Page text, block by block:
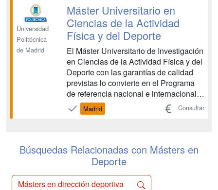
Deporte y Motricidad Humana. Facultad
de Formación de Profesorad...
Universidad
Politécnica
de Madrid
Máster Universitario en
Ciencias de la Actividad
Física y del Deporte
El Máster Universitario de Investigación
en Ciencias de la Actividad Física y del
Deporte con las garantías de calidad
previstas lo convierte en el Programa
de referencia nacional e internacional,
nace con el objeto de desarrollar
profesionales investigadores
formación de ...
Madrid Consultar
Búsquedas Relacionadas con Másters en
Deporte
Másters en dirección deportiva